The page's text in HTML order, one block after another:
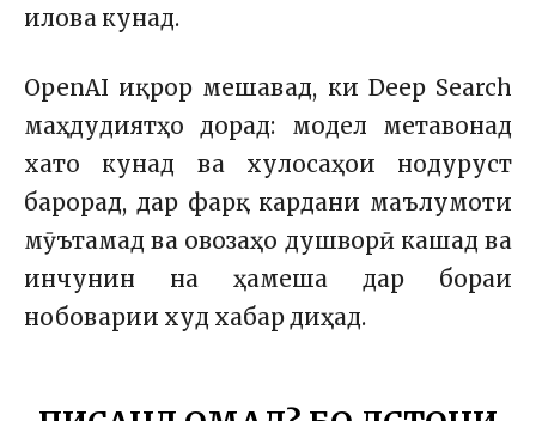
илова кунад.
OpenAI иқрор мешавад, ки Deep Search
маҳдудиятҳо дорад: модел метавонад
хато кунад ва хулосаҳои нодуруст
барорад, дар фарқ кардани маълумоти
мӯътамад ва овозаҳо душворӣ кашад ва
инчунин на ҳамеша дар бораи
нобоварии худ хабар диҳад.